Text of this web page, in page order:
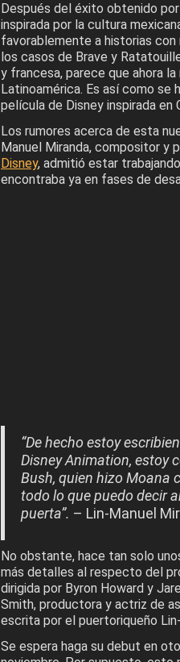
Después del éxito obtenido
inspirada por la cultura
favorablemente a historias con
los casos de Brave y
y francesa, parece que ahora
Latinoamérica. Es así como se
película de Disney inspirada en
Los rumores acerca de esta
Manuel Miranda, compositor y
Disney, admitió estar
encontraba ya en fases de
“De hecho estoy
Disney Animation, estoy
Bush, quien hizo Moana
todo lo que puedo decir
puerta”. – Lin-Manuel
No obstante, hace tan solo
más detalles al respecto del
dirigida por Byron Howard y
Smith, productora y actriz de
escrita por el puertoriqueño
Se espera haga su debut en